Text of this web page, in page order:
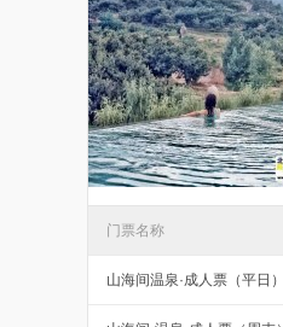
门票名称
山海间温泉·成人票（平日）